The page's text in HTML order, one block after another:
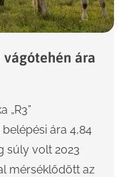
vágótehén ára
„R3”
ára 4,84
súly volt 2023
mérséklődött az